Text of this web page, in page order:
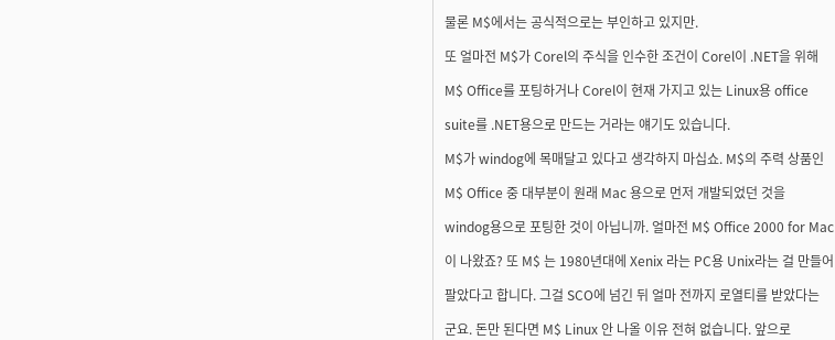
물론 M$에서는 공식적으로는 부인하고 있지만.
또 얼마전 M$가 Corel의 주식을 인수한 조건이 Corel이 .NET을 위해
M$ Office를 포팅하거나 Corel이 현재 가지고 있는 Linux용 office
suite를 .NET용으로 만드는 거라는 얘기도 있습니다.
M$가 windog에 목매달고 있다고 생각하지 마십쇼. M$의 주력 상품인
M$ Office 중 대부분이 원래 Mac 용으로 먼저 개발되었던 것을
windog용으로 포팅한 것이 아닙니까. 얼마전 M$ Office 2000 for Mac
이 나왔죠? 또 M$ 는 1980년대에 Xenix 라는 PC용 Unix라는 걸 만들어
팔았다고 합니다. 그걸 SCO에 넘긴 뒤 얼마 전까지 로열티를 받았다는
군요. 돈만 된다면 M$ Linux 안 나올 이유 전혀 없습니다. 앞으로